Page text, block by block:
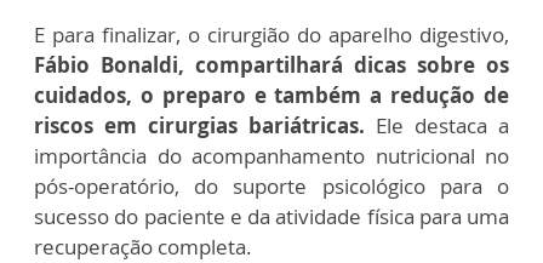
E para finalizar, o cirurgião do aparelho digestivo,
Fábio Bonaldi, compartilhará dicas sobre os
cuidados, o preparo e também a redução de
riscos em cirurgias bariátricas. Ele destaca a
importância do acompanhamento nutricional no
pós-operatório, do suporte psicológico para o
sucesso do paciente e da atividade física para uma
recuperação completa.